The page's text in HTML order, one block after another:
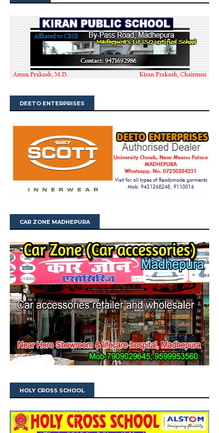
DEETO ENTERPRISES
CAR ZONE MADHEPURA
HOLY CROSS SCHOOL